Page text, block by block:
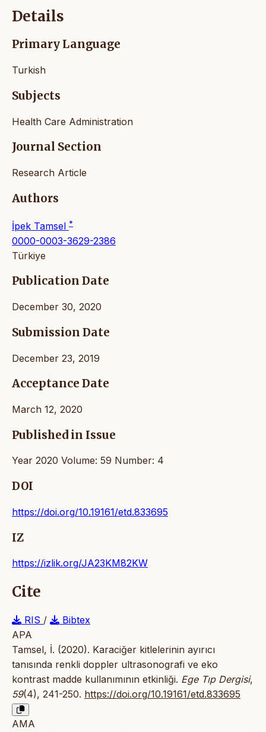
Details
Primary Language
Turkish
Subjects
Health Care Administration
Journal Section
Research Article
Authors
İpek Tamsel *
0000-0003-3629-2386
Türkiye
Publication Date
December 30, 2020
Submission Date
December 23, 2019
Acceptance Date
March 12, 2020
Published in Issue
Year 2020 Volume: 59 Number: 4
DOI
https://doi.org/10.19161/etd.833695
IZ
https://izlik.org/JA23KM82KW
Cite
RIS /
Bibtex
APA
Tamsel, İ. (2020). Karaciğer kitlelerinin ayırıcı
tanısında renkli doppler ultrasonografi ve eko
kontrast madde kullanımının etkinliği. Ege Tıp Dergisi,
59(4), 241-250. https://doi.org/10.19161/etd.833695
AMA